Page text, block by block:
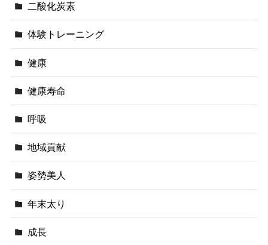
二酸化炭素
体験トレーニング
健康
健康寿命
呼吸
地域貢献
姿勢美人
年末太り
成長